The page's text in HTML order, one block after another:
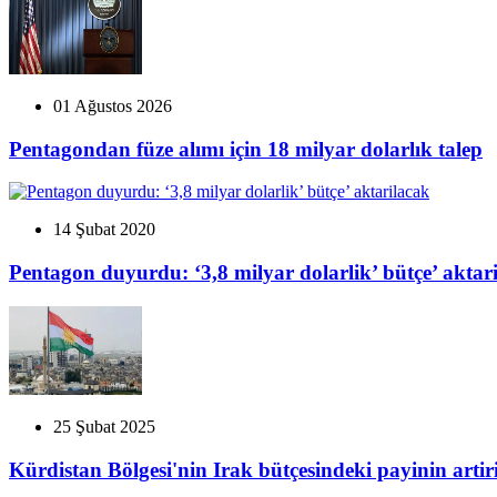
01 Ağustos 2026
Pentagondan füze alımı için 18 milyar dolarlık talep
14 Şubat 2020
Pentagon duyurdu: ‘3,8 milyar dolarlik’ bütçe’
25 Şubat 2025
Kürdistan Bölgesi'nin Irak bütçesindeki payinin